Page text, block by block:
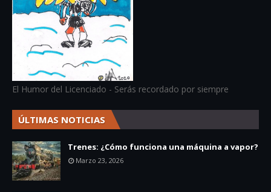
El Humor del Licenciado - Serás recordado por siempre
ÚLTIMAS NOTICIAS
Trenes: ¿Cómo funciona una máquina a vapor?
Marzo 23, 2026